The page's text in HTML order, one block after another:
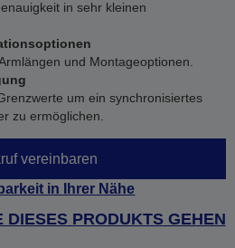
in sehr kleinen
und Montageoptionen.
um ein synchronisiertes
zu ermöglichen.
vereinbaren
in Ihrer Nähe
DIESES PRODUKTS GEHEN